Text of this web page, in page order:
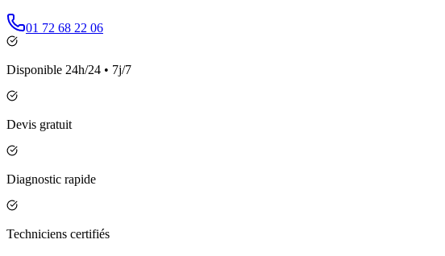
01 72 68 22 06
Disponible 24h/24 • 7j/7
Devis gratuit
Diagnostic rapide
Techniciens certifiés